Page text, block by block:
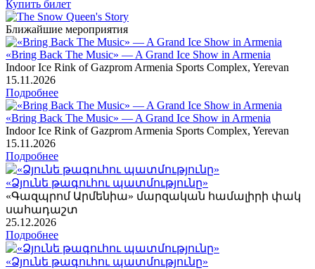
Купить билет
Ближайшие мероприятия
«Bring Back The Music» — A Grand Ice Show in Armenia
Indoor Ice Rink of Gazprom Armenia Sports Complex, Yerevan
15.11.2026
Подробнее
«Bring Back The Music» — A Grand Ice Show in Armenia
Indoor Ice Rink of Gazprom Armenia Sports Complex, Yerevan
15.11.2026
Подробнее
«Ձյունե թագուհու պատմությունը»
«Գազպրոմ Արմենիա» մարզական համալիրի փակ
սահադաշտ
25.12.2026
Подробнее
«Ձյունե թագուհու պատմությունը»